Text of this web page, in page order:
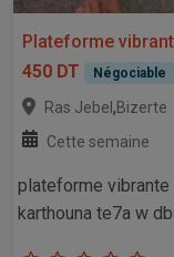
Plateforme
450 DT
Négociable
Ras Jebel ,Bizerte
Cette semaine
plateforme
karthouna te7a w